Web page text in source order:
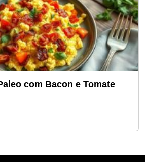
com Bacon e Tomate